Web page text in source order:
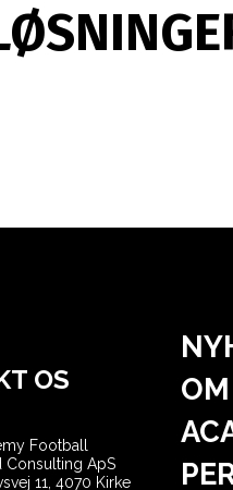
OS
Football
Consulting ApS
11, 4070 Kirke